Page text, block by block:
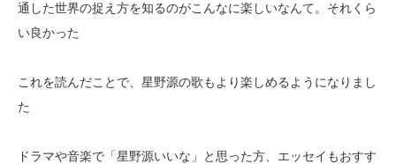
通した世界の捉え方を知るのがこんなに楽しいなんて。それくら
い良かった
これを読んだことで、星野源の歌もより楽しめるようになりまし
た
ドラマや音楽で「星野源いいな」と思った方、エッセイもおすす